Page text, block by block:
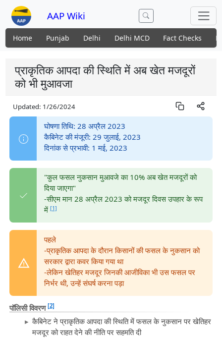
AAP Wiki
Home Punjab Delhi Delhi MCD Fact Checks
प्राकृतिक आपदा की स्थिति में अब खेत मजदूरों
को भी मुआवजा
Updated: 1/26/2024
घोषणा तिथि: 28 अप्रैल 2023
कैबिनेट की मंजूरी: 29 जुलाई, 2023
दिनांक से प्रभावी: 1 मई, 2023
"कुल फसल नुकसान मुआवजे का 10% अब खेत मजदूरों को
दिया जाएगा"
-सीएम मान 28 अप्रैल 2023 को मजदूर दिवस उपहार के रूप
में[1]
पहले
-प्राकृतिक आपदा के दौरान किसानों की फसल के नुकसान को
सरकार द्वारा कवर किया गया था
-लेकिन खेतिहर मजदूर जिनकी आजीविका भी उस फसल पर
निर्भर थी, उन्हें संघर्ष करना पड़ा
पॉलिसी विवरण [2]
कैबिनेट ने प्राकृतिक आपदा की स्थिति में फसल के नुकसान पर खेतिहर
मजदूर को राहत देने की नीति पर सहमति दी